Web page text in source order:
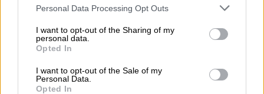
Please note that this website/app uses one or more Google
not limited to your visit or usage behaviour. You may click to
grant or deny consent to Google and its third-party tags to
use your data for below specified purposes in below Google
consent section.
Personal Data Processing Opt Outs
I want to opt-out of the Sharing of my
personal data.
Opted In
I want to opt-out of the Sale of my
Personal Data.
Opted In
χώρες που δεν έχουν καμία σχέση με αυτό το
περιστατικό, ευρωπαϊκές χώρες, να τις
κλείνουν επίσης.
Γνωρίζουμε επίσης ότι ορισμένες χώρες
λένε στις άλλες να "συμμετάσχουν" σε αυτή